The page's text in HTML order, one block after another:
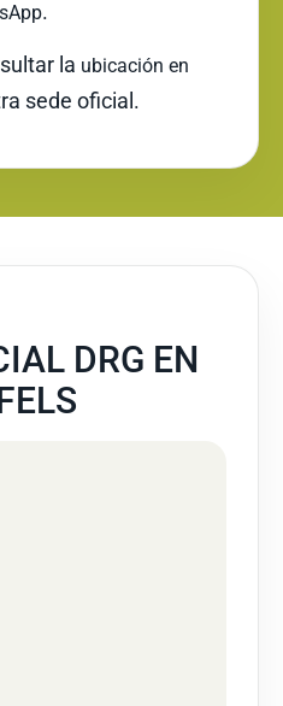
.
la ubicación en
sede oficial.
DRG EN